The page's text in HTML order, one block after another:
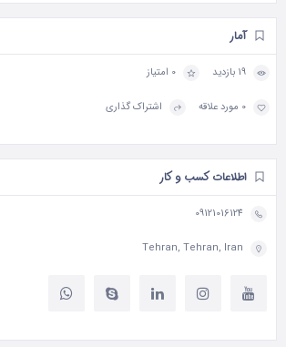
آمار
19 بازدید 0 امتیاز
0 مورد علاقه اشتراک گذاری
اطلاعات کسب و کار
09121016124
Tehran, Tehran, Iran